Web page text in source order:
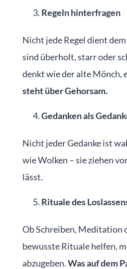
Regeln hinterfragen
Nicht jede Regel dient
sind überholt, starr oder
denkt wie der alte Mönch,
steht über Gehorsam.
Gedanken als
Nicht jeder Gedanke ist
wie Wolken – sie ziehen
lässt.
Rituale des
Ob Schreiben, Meditation
bewusste Rituale helfen,
abzugeben.Was auf dem